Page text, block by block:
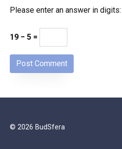
Please enter an answer in digits:
19 − 5 =
© 2026 BudSfera